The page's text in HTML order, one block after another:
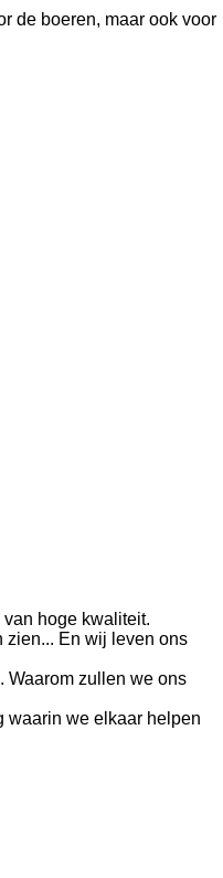
de boeren, maar ook voor
hoge kwaliteit.
zien... En wij leven ons
Waarom zullen we ons
waarin we elkaar helpen